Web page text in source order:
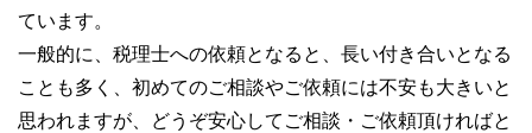
ています。
一般的に、税理士への依頼となると、長い付き合いとなる
ことも多く、初めてのご相談やご依頼には不安も大きいと
思われますが、どうぞ安心してご相談・ご依頼頂ければと